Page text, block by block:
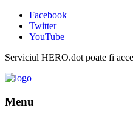
Facebook
Twitter
YouTube
Serviciul HERO.dot poate fi
Menu